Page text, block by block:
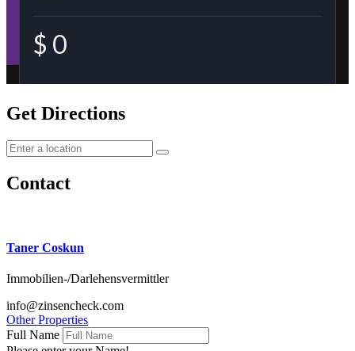
Get Directions
Contact
Taner Coskun
Immobilien-/Darlehensvermittler
info@zinsencheck.com
Other Properties
Full Name